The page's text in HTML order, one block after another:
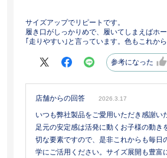
サイズアップでリピートです。
履き口がしっかりめで、履いてしまえばホ
｢走りやすい｣と言っています。色もこれから
参考になった
店舗からの回答 2026.3.17
いつも弊社製品をご愛用いただき感謝い
足元の安定感は活発に動くお子様の動き
切な要素ですので、是非これからも毎日
学にご活用ください。サイズ展開も豊富